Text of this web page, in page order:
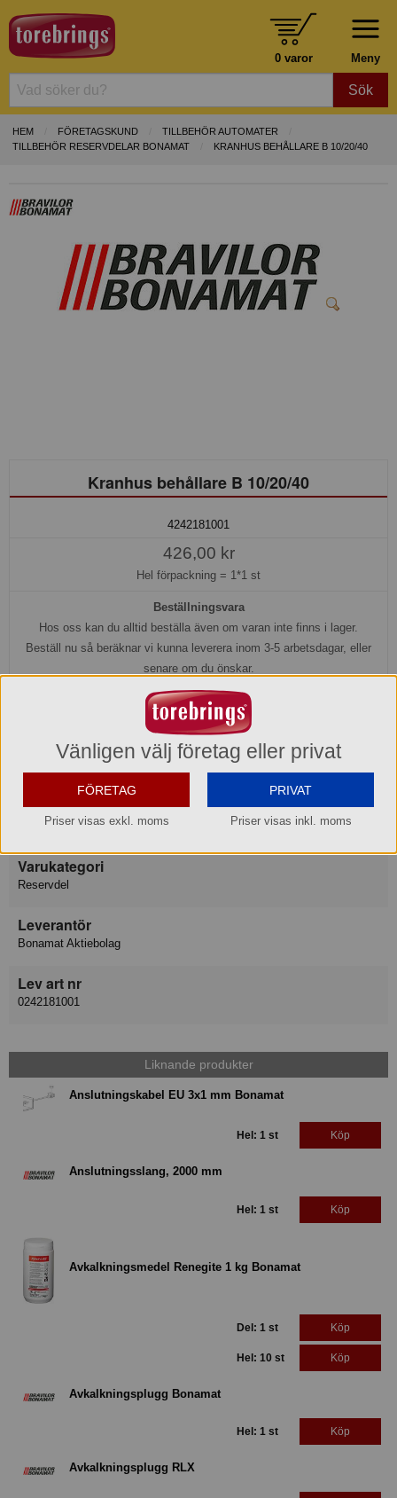
Meny
0 varor
Sök
HEM FÖRETAGSKUND
TILLBEHÖR AUTOMATER
TILLBEHÖR RESERVDELAR BONAMAT
KRANHUS BEHÅLLARE B 10/20/40
Kranhus behållare B 10/20/40
4242181001
426,00 kr
Hel förpackning = 1*1 st
Beställningsvara
Hos oss kan du alltid beställa även om varan inte finns i lager.
Beställ nu så beräknar vi kunna leverera inom 3-5 arbetsdagar, eller
senare om du önskar.
Köp »
Produktinformation
Varumärke
Bonamat Bravilor
Varukategori
Reservdel
Leverantör
Bonamat Aktiebolag
Lev art nr
0242181001
Liknande produkter
Anslutningskabel EU 3x1 mm Bonamat
Hel: 1 st Köp
Anslutningsslang, 2000 mm
Hel: 1 st Köp
Avkalkningsmedel Renegite 1 kg Bonamat
Del: 1 st Köp
Hel: 10 st Köp
Avkalkningsplugg Bonamat
Hel: 1 st Köp
Avkalkningsplugg RLX
Vänligen välj företag eller privat
FÖRETAG
Priser visas exkl. moms
PRIVAT
Priser visas inkl. moms